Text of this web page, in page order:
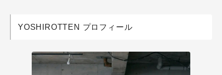
YOSHIROTTEN プロフィール